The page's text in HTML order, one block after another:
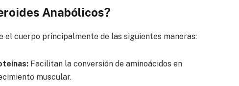
Anabólicos?
el cuerpo principalmente de las siguientes maneras:
Facilitan la conversión de aminoácidos en
muscular.